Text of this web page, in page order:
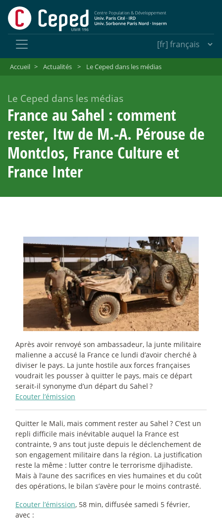
Accueil > Actualités > Le Ceped dans les médias
Le Ceped dans les médias
France au Sahel : comment
rester, Itw de M.-A. Pérouse de
Montclos, France Culture et
France Inter
Après avoir renvoyé son ambassadeur, la junte militaire
malienne a accusé la France ce lundi d’avoir cherché à
diviser le pays. La junte hostile aux forces françaises
voudrait les pousser à quitter le pays, mais ce départ
serait-il synonyme d’un départ du Sahel ?
Ecouter l’émission
Quitter le Mali, mais comment rester au Sahel ? C’est un
repli difficile mais inévitable auquel la France est
contrainte, 9 ans tout juste depuis le déclenchement de
son engagement militaire dans la région. La justification
reste la même : lutter contre le terrorisme djihadiste.
Mais à l’aune des sacrifices en vies humaines et du coût
des opérations, le bilan s’avère pour le moins contrasté.
Ecouter l’émission, 58 min, diffusée samedi 5 février,
avec :